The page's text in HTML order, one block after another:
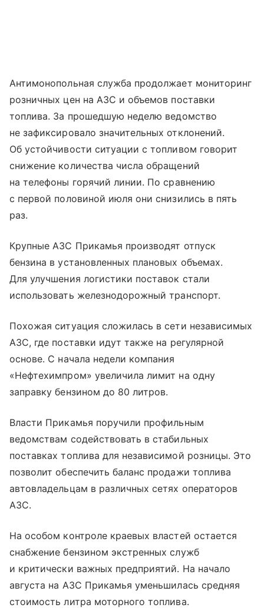
Антимонопольная служба продолжает мониторинг
розничных цен на АЗС и объемов поставки
топлива. За прошедшую неделю ведомство
не зафиксировало значительных отклонений.
Об устойчивости ситуации с топливом говорит
снижение количества числа обращений
на телефоны горячий линии. По сравнению
с первой половиной июля они снизились в пять
раз.
Крупные АЗС Прикамья производят отпуск
бензина в установленных плановых объемах.
Для улучшения логистики поставок стали
использовать железнодорожный транспорт.
Похожая ситуация сложилась в сети независимых
АЗС, где поставки идут также на регулярной
основе. С начала недели компания
«Нефтехимпром» увеличила лимит на одну
заправку бензином до 80 литров.
Власти Прикамья поручили профильным
ведомствам содействовать в стабильных
поставках топлива для независимой розницы. Это
позволит обеспечить баланс продажи топлива
автовладельцам в различных сетях операторов
АЗС.
На особом контроле краевых властей остается
снабжение бензином экстренных служб
и критически важных предприятий. На начало
августа на АЗС Прикамья уменьшилась средняя
стоимость литра моторного топлива.